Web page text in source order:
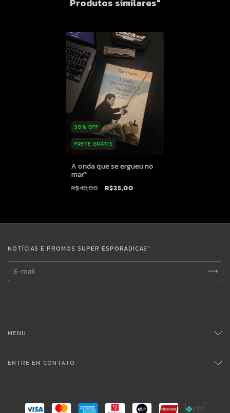
Produtos similares"
38% OFF
FRETE GRÁTIS
A onda que se ergueu no
mar"
R$40,00 R$25,00
NOTÍCIAS E PROMOS SUPER ESPORÁDICAS"
MENU
ENTRE EM CONTATO